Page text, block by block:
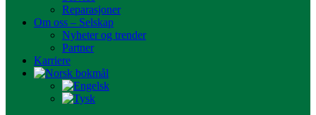
Reparasjoner
Om oss – Selskap
Nyheter og trender
Partner
Karriere